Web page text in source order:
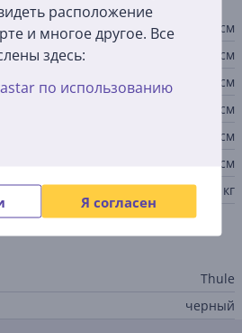
расположение
и многое другое. Все
здесь:
по использованию
Я согласен
27,5 см
39 см
3 см
24,6 см
35,8 см
1,6 см
0,5 кг
Thule
черный